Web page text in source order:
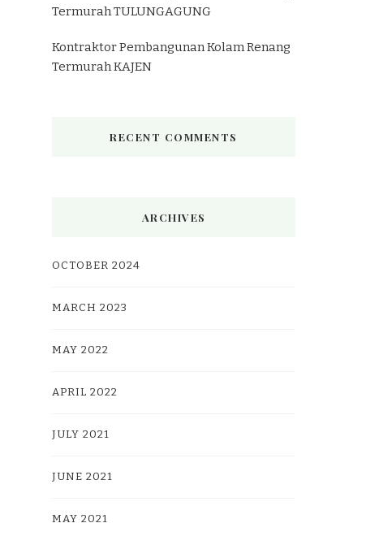
Termurah TULUNGAGUNG
Kontraktor Pembangunan Kolam Renang
Termurah KAJEN
RECENT COMMENTS
ARCHIVES
OCTOBER 2024
MARCH 2023
MAY 2022
APRIL 2022
JULY 2021
JUNE 2021
MAY 2021